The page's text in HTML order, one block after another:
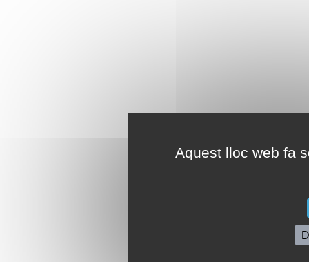
Aquest lloc web fa